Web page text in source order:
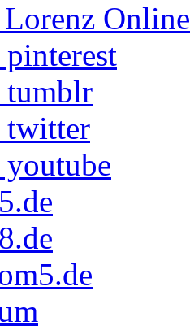
tumblr
twitter